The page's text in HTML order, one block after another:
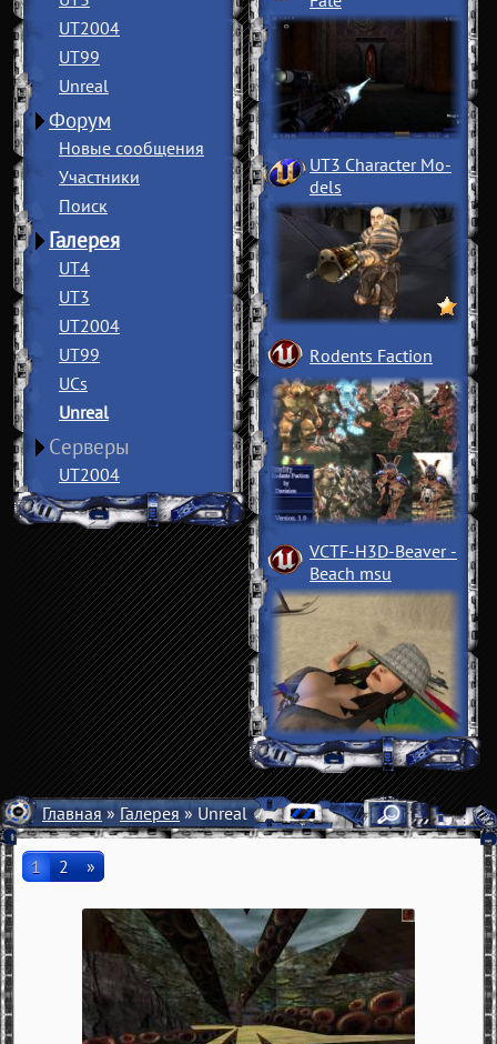
UT2004
UT99
Unreal
Форум
Новые сообщения
Участники
Поиск
Галерея
UT4
UT3
UT2004
UT99
UCs
Unreal
Серверы
UT2004
UT3 Character Mo­
dels
Rodents Faction
VCTF-H3D-Beaver ­
Beach msu
Главная»Галерея» Unreal
1 2 »